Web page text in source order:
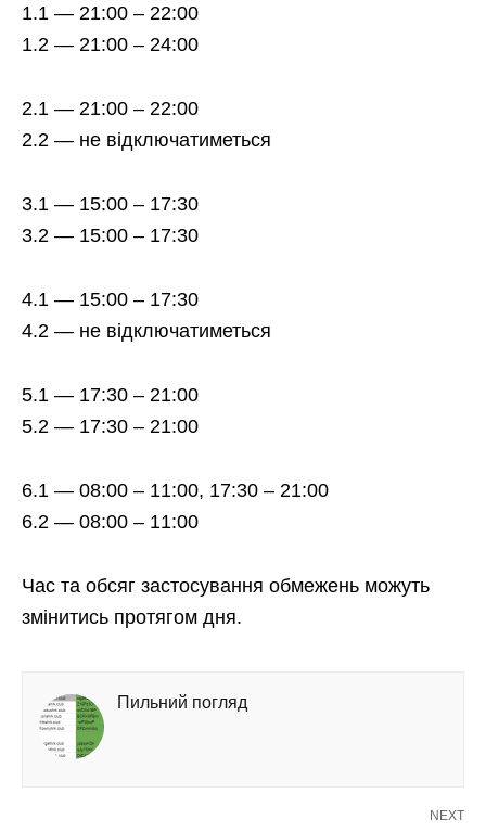
1.1 — 21:00 – 22:00
1.2 — 21:00 – 24:00
2.1 — 21:00 – 22:00
2.2 — не відключатиметься
3.1 — 15:00 – 17:30
3.2 — 15:00 – 17:30
4.1 — 15:00 – 17:30
4.2 — не відключатиметься
5.1 — 17:30 – 21:00
5.2 — 17:30 – 21:00
6.1 — 08:00 – 11:00, 17:30 – 21:00
6.2 — 08:00 – 11:00
Час та обсяг застосування обмежень можуть
змінитись протягом дня.
Пильний погляд
NEXT